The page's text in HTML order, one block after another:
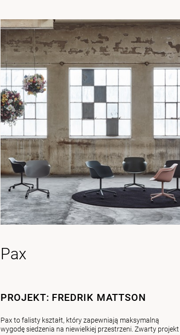
Pax
PROJEKT: FREDRIK MATTSON
Pax to falisty kształt, który zapewniają maksymalną
wygodę siedzenia na niewielkiej przestrzeni. Zwarty projekt